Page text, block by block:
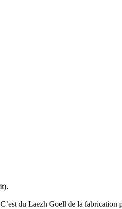
du Laezh Goell de la fabrication